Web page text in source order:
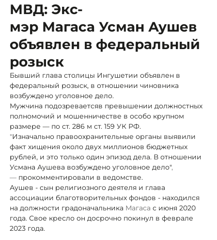
МВД: Экс-
мэр Магаса Усман Аушев
объявлен в федеральный
розыск
Бывший глава столицы Ингушетии объявлен в
федеральный розыск, в отношении чиновника
возбуждено уголовное дело.
Мужчина подозреваетсяв превышении должностных
полномочий и мошенничестве в особо крупном
размере — по ст. 286 м ст. 159 УК РФ.
"Изначально правоохранительные органы выявили
факт хищения около двух миллионов бюджетных
рублей, и это только один эпизод дела. В отношении
Усмана Аушева возбуждено уголовное дело",
— прокомментировали в ведомстве.
Аушев - сын религиозного деятеля и глава
ассоциации благотворительных фондов - находился
на должности градоначальника Магаса с июня 2020
года. Свое кресло он досрочно покинул в феврале
2023 года.